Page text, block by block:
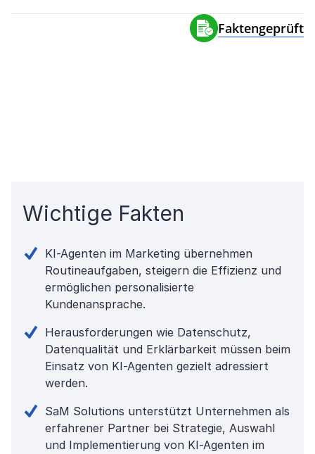
Faktengeprüft
Wichtige Fakten
KI-Agenten im Marketing übernehmen
Routineaufgaben, steigern die Effizienz und
ermöglichen personalisierte
Kundenansprache.
Herausforderungen wie Datenschutz,
Datenqualität und Erklärbarkeit müssen beim
Einsatz von KI-Agenten gezielt adressiert
werden.
SaM Solutions unterstützt Unternehmen als
erfahrener Partner bei Strategie, Auswahl
und Implementierung von KI-Agenten im